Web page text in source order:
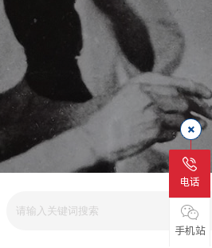
电话
手机站